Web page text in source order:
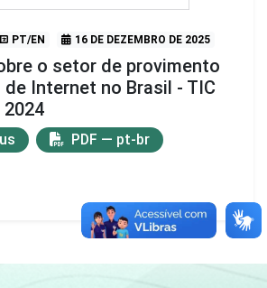
PT/EN 16 DE DEZEMBRO DE 2025
o setor de provimento
Internet no Brasil - TIC
PDF — pt-br